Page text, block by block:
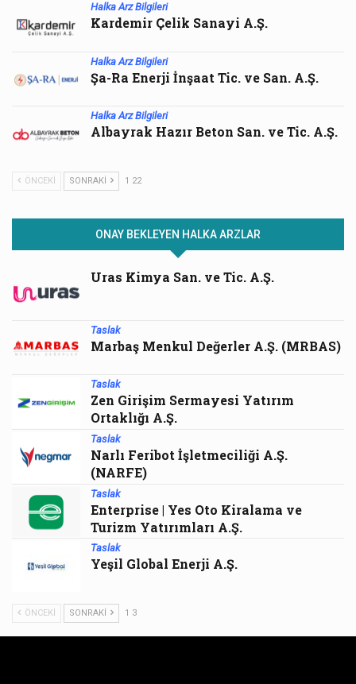
Halka Arz Bilgileri
Kardemir Çelik Sanayi A.Ş.
Halka Arz Bilgileri
Şa-Ra Enerji İnşaat Tic. ve San. A.Ş.
Halka Arz Bilgileri
Albayrak Hazır Beton San. ve Tic. A.Ş.
ÖNCEKI SONRAKI 1 22
ONAY BEKLEYEN HALKA ARZLAR
Uras Kimya San. ve Tic. A.Ş.
Taslak
Marbaş Menkul Değerler A.Ş. (MRBAS)
Taslak
Zen Girişim Sermayesi Yatırım
Ortaklığı A.Ş.
Taslak
Narlı Feribot İşletmeciliği A.Ş.
(NARFE)
Taslak
Enterprise | Yes Oto Kiralama ve
Turizm Yatırımları A.Ş.
Taslak
Yeşil Global Enerji A.Ş.
ÖNCEKI SONRAKI 1 3